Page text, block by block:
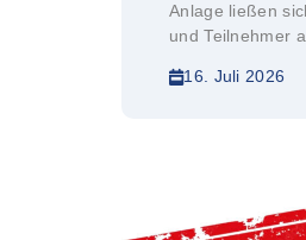
Anlage ließen
und Teilnehmer
16. Juli 2026